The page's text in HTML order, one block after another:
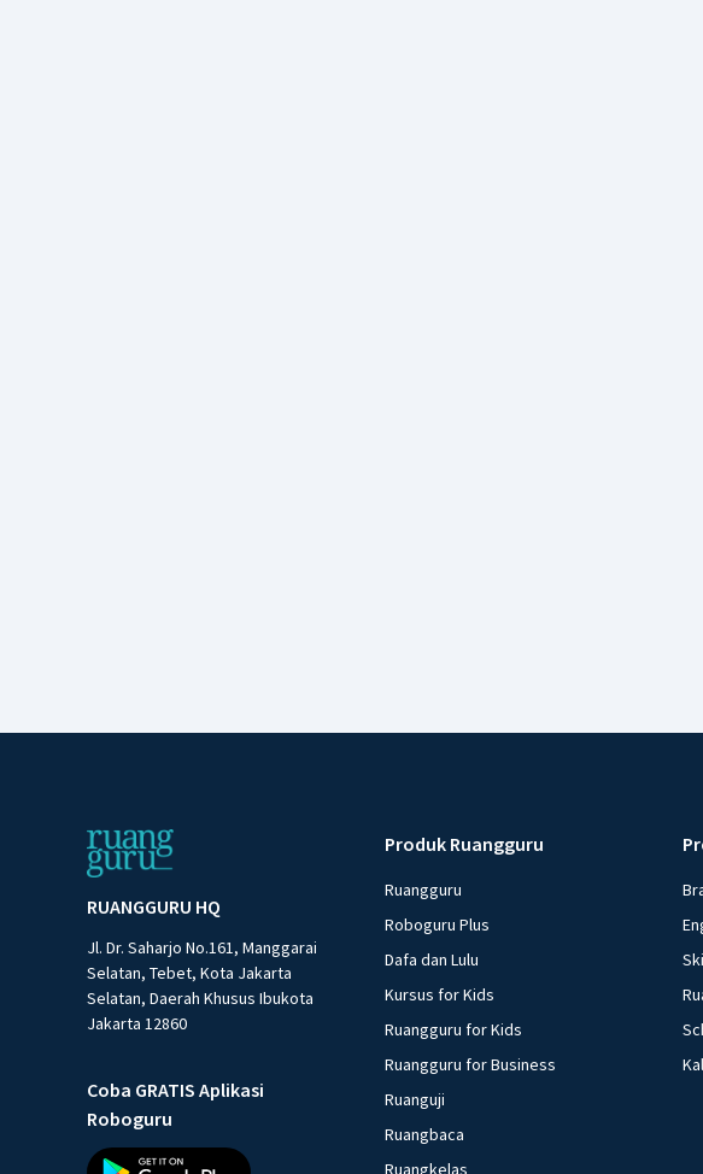
RUANGGURU HQ
Jl. Dr. Saharjo No.161, Manggarai
Selatan, Tebet, Kota Jakarta
Selatan, Daerah Khusus Ibukota
Jakarta 12860
Coba GRATIS Aplikasi
Roboguru
Produk Ruangguru
Ruangguru
Roboguru Plus
Dafa dan Lulu
Kursus for Kids
Ruangguru for Kids
Ruangguru for Business
Ruanguji
Ruangbaca
Ruangkelas